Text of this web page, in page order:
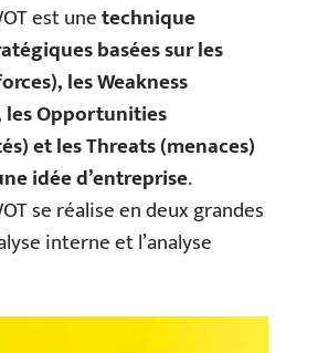
est unetechnique
basées sur les
les Weakness
les Opportunities
et les Threats (menaces)
idée d’entreprise.
se réalise en deux grandes
interne et l’analyse